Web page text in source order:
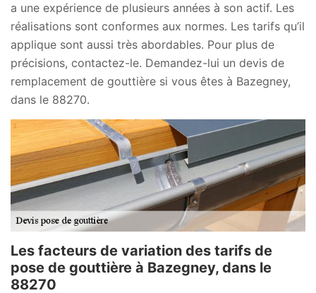
a une expérience de plusieurs années à son actif. Les
réalisations sont conformes aux normes. Les tarifs qu’il
applique sont aussi très abordables. Pour plus de
précisions, contactez-le. Demandez-lui un devis de
remplacement de gouttière si vous êtes à Bazegney,
dans le 88270.
Les facteurs de variation des tarifs de
pose de gouttière à Bazegney, dans le
88270